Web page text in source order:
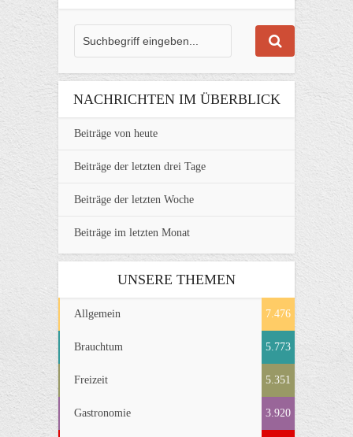
NACHRICHTEN IM ÜBERBLICK
Beiträge von heute
Beiträge der letzten drei Tage
Beiträge der letzten Woche
Beiträge im letzten Monat
UNSERE THEMEN
Allgemein 7.476
Brauchtum 5.773
Freizeit 5.351
Gastronomie 3.920